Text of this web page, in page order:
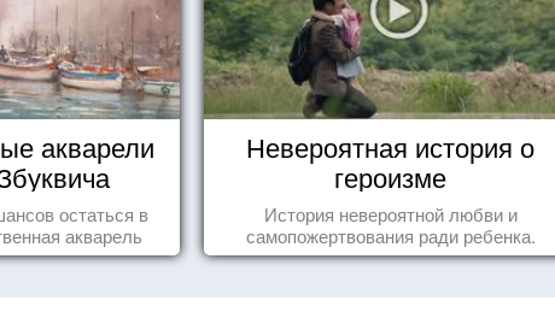
акварели
остаться в
акварель
всего мира.
Невероятная история о
героизме
История невероятной любви и
самопожертвования ради ребенка.